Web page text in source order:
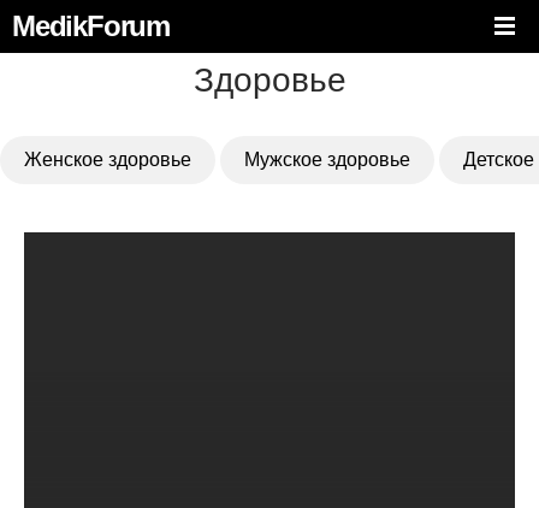
MedikForum
Здоровье
Женское здоровье Мужское здоровье